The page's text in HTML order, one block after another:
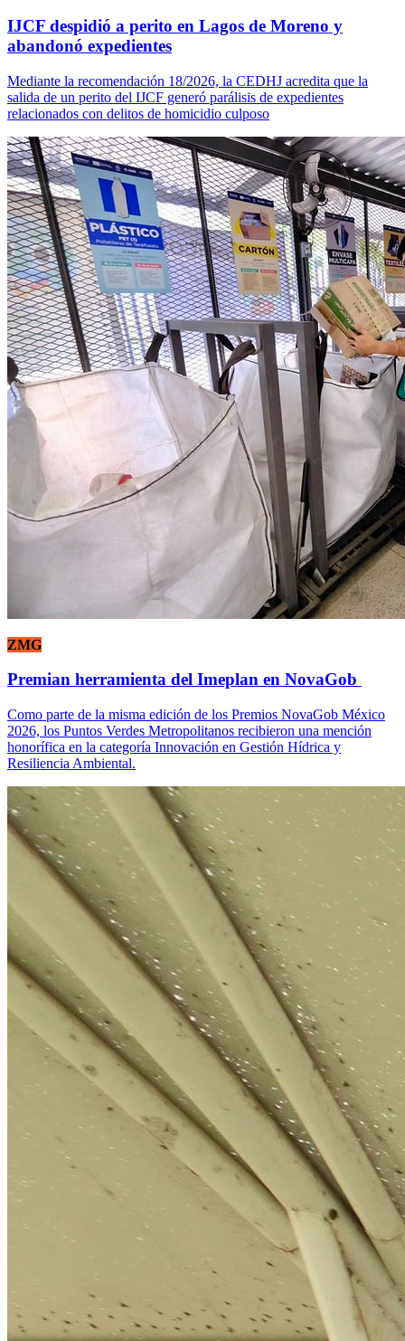
IJCF despidió a perito en Lagos de Moreno y
abandonó expedientes
Mediante la recomendación 18/2026, la CEDHJ acredita que la
salida de un perito del IJCF generó parálisis de expedientes
relacionados con delitos de homicidio culposo
ZMG
Premian herramienta del Imeplan en NovaGob
Como parte de la misma edición de los Premios NovaGob México
2026, los Puntos Verdes Metropolitanos recibieron una mención
honorífica en la categoría Innovación en Gestión Hídrica y
Resiliencia Ambiental.